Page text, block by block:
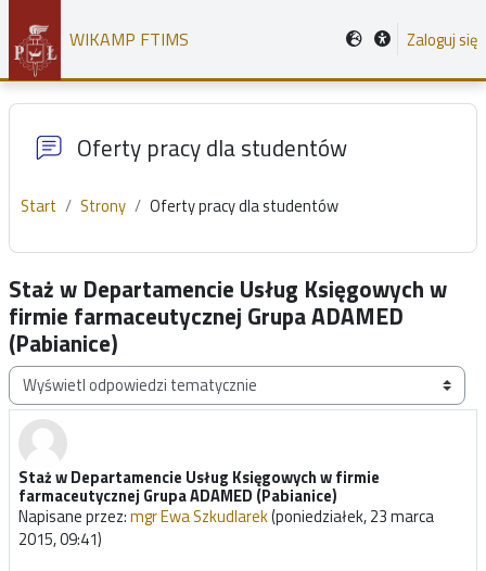
Przejdź do głównej zawartości
WIKAMP FTIMS Zaloguj się
Oferty pracy dla studentów
Start Strony Oferty pracy dla studentów
Staż w Departamencie Usług Księgowych w
firmie farmaceutycznej Grupa ADAMED
(Pabianice)
Sposób wyświetlania
Staż w Departamencie Usług Księgowych w firmie
farmaceutycznej Grupa ADAMED (Pabianice)
Napisane przez:mgr Ewa Szkudlarek(poniedziałek, 23 marca
2015, 09:41)
Liczba odpowiedzi: 0